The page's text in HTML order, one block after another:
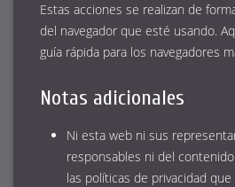
Estas acciones se realizan de
del navegador que esté usando.
guía rápida para los navegadores
Notas adicionales
Ni esta web ni sus
responsables ni del
las políticas de privacidad